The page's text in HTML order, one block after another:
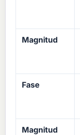
Magnitud
Fase
Magnitud